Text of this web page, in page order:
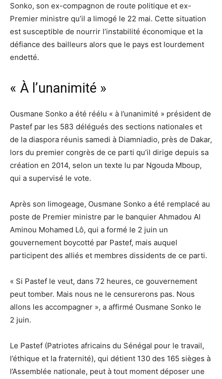
Sonko, son ex-compagnon de route politique et ex-
Premier ministre qu’il a limogé le 22 mai. Cette situation
est susceptible de nourrir l’instabilité économique et la
défiance des bailleurs alors que le pays est lourdement
endetté.
« À l’unanimité »
Ousmane Sonko a été réélu « à l’unanimité » président de
Pastef par les 583 délégués des sections nationales et
de la diaspora réunis samedi à Diamniadio, près de Dakar,
lors du premier congrès de ce parti qu’il dirige depuis sa
création en 2014, selon un texte lu par Ngouda Mboup,
qui a supervisé le vote.
Après son limogeage, Ousmane Sonko a été remplacé au
poste de Premier ministre par le banquier Ahmadou Al
Aminou Mohamed Lô, qui a formé le 2 juin un
gouvernement boycotté par Pastef, mais auquel
participent des alliés et membres dissidents de ce parti.
« Si Pastef le veut, dans 72 heures, ce gouvernement
peut tomber. Mais nous ne le censurerons pas. Nous
allons les accompagner », a affirmé Ousmane Sonko le
2 juin.
Le Pastef (Patriotes africains du Sénégal pour le travail,
l’éthique et la fraternité), qui détient 130 des 165 sièges à
l’Assemblée nationale, peut à tout moment déposer une